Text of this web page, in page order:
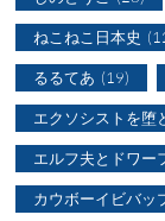
ねこねこ日本史
るるてあ (19)
エクソシストを堕
エルフ夫とドワー
カウボーイビバッ